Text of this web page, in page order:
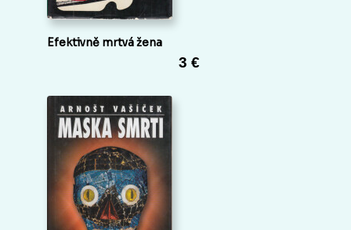
Efektivně mrtvá žena
3 €